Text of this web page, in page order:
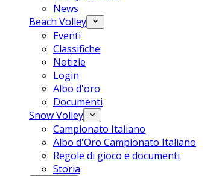
News
Beach Volley
Eventi
Classifiche
Notizie
Login
Albo d'oro
Documenti
Snow Volley
Campionato Italiano
Albo d'Oro Campionato Italiano
Regole di gioco e documenti
Storia